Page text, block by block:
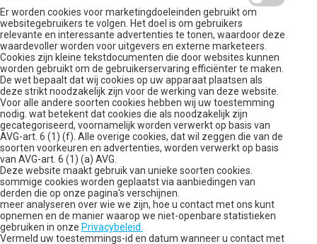
Er worden cookies voor marketingdoeleinden gebruikt om
websitegebruikers te volgen. Het doel is om gebruikers
relevante en interessante advertenties te tonen, waardoor deze
waardevoller worden voor uitgevers en externe marketeers.
Cookies zijn kleine tekstdocumenten die door websites kunnen
worden gebruikt om de gebruikerservaring efficiënter te maken.
De wet bepaalt dat wij cookies op uw apparaat plaatsen als
deze strikt noodzakelijk zijn voor de werking van deze website.
Voor alle andere soorten cookies hebben wij uw toestemming
nodig. wat betekent dat cookies die als noodzakelijk zijn
gecategoriseerd, voornamelijk worden verwerkt op basis van
AVG-art. 6 (1) (f). Alle overige cookies, dat wil zeggen die van de
soorten voorkeuren en advertenties, worden verwerkt op basis
van AVG-art. 6 (1) (a) AVG.
Deze website maakt gebruik van unieke soorten cookies.
sommige cookies worden geplaatst via aanbiedingen van
derden die op onze pagina's verschijnen.
meer analyseren over wie we zijn, hoe u contact met ons kunt
opnemen en de manier waarop we niet-openbare statistieken
gebruiken in onze Privacybeleid.
Vermeld uw toestemmings-id en datum wanneer u contact met